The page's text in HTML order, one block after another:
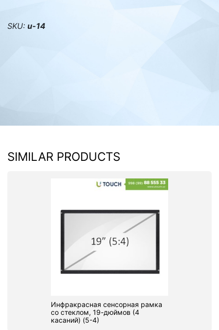
SKU: u-14
SIMILAR PRODUCTS
Инфракрасная сенсорная рамка
со стеклом, 19-дюймов (4
касаний) (5-4)